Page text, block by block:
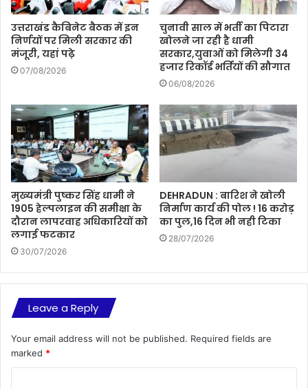
उत्तराखंड कैबिनेट बैठक में इन
निर्णयों पर मिली सरकार की
मंजूरी, यहां पढ़े
07/08/2026
चुनावी साल में भर्ती का पिटारा
खोलने जा रही है धामी
सरकार,युवाओं को मिलेगी 34
हजार रिकॉर्ड भर्तियों की सौगात
06/08/2026
मुख्यमंत्री पुष्कर सिंह धामी ने
1905 हेल्पलाइन की समीक्षा के
दौरान लापरवाह अधिकारियों को
लगाई फटकार
30/07/2026
DEHRADUN : बारिश ने खोली
निर्माण कार्य की पोल ! 16 करोड़
का पुल,16 दिन भी नही टिका
28/07/2026
Leave a Reply
Your email address will not be published. Required fields are
marked *